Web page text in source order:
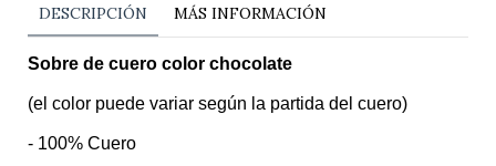
DESCRIPCIÓN MÁS INFORMACIÓN
Sobre de cuero color chocolate
(el color puede variar según la partida del cuero)
- 100% Cuero